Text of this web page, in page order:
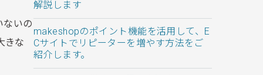
ないの
きな
解説します
makeshopのポイント機能を活用して、E
Cサイトでリピーターを増やす方法をご
紹介します。